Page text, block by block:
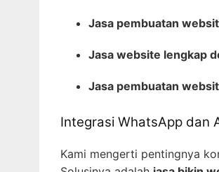
Jasa pembuatan
Jasa website lengkap
Jasa pembuatan
Integrasi WhatsApp dan
Kami mengerti pentingnya